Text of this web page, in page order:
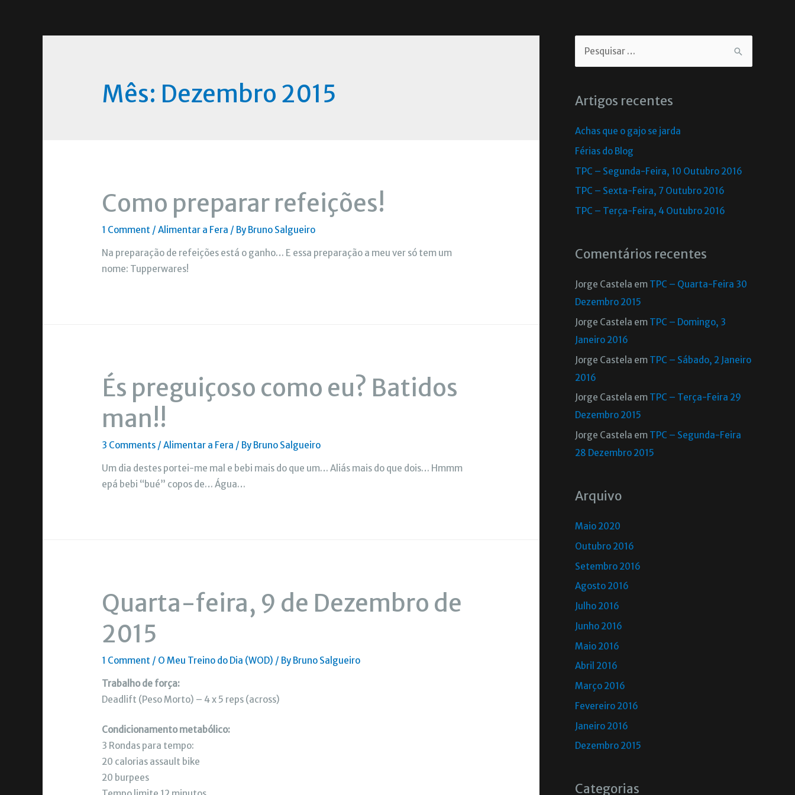
Mês: Dezembro 2015
Como preparar refeições!
1 Comment /Alimentar a Fera / By Bruno Salgueiro
Na preparação de refeições está o ganho… E essa preparação a meu ver só tem um
nome: Tupperwares!
És preguiçoso como eu? Batidos
man!!
3 Comments /Alimentar a Fera / By Bruno Salgueiro
Um dia destes portei-me mal e bebi mais do que um… Aliás mais do que dois… Hmmm
epá bebi “bué” copos de… Água…
Quarta-feira, 9 de Dezembro de
2015
1 Comment / O Meu Treino do Dia (WOD) / By Bruno Salgueiro
Trabalho de força:
Deadlift (Peso Morto) – 4 x 5 reps (across)
Condicionamento metabólico:
3 Rondas para tempo:
20 calorias assault bike
20 burpees
Artigos recentes
Achas que o gajo se jarda
Férias do Blog
TPC – Segunda-Feira, 10 Outubro 2016
TPC – Sexta-Feira, 7 Outubro 2016
TPC – Terça-Feira, 4 Outubro 2016
Comentários recentes
Jorge Castela em TPC – Quarta-Feira 30
Dezembro 2015
Jorge Castela em TPC – Domingo, 3
Janeiro 2016
Jorge Castela em TPC – Sábado, 2 Janeiro
2016
Jorge Castela em TPC – Terça-Feira 29
Dezembro 2015
Jorge Castela em TPC – Segunda-Feira
28 Dezembro 2015
Arquivo
Maio 2020
Outubro 2016
Setembro 2016
Agosto 2016
Julho 2016
Junho 2016
Maio 2016
Abril 2016
Março 2016
Fevereiro 2016
Janeiro 2016
Dezembro 2015
Categorias